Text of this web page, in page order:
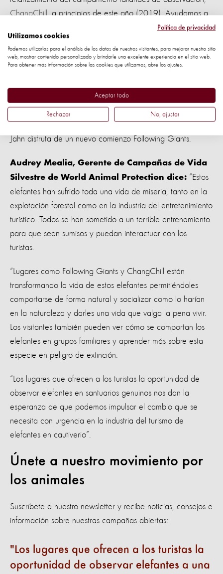
ChangChill , a principios de este año (2019). Ayudamos a
ChangChill a realizar cambios significativos en la forma en
que viven sus elefantes residentes.
La transición de ambos lugares les da a los elefantes la
Jahn disfruta de un nuevo comienzo Following Giants.
Audrey Mealia, Gerente de Campañas de Vida
Silvestre de World Animal Protection dice: “Estos
elefantes han sufrido toda una vida de miseria, tanto en la
explotación forestal como en la industria del entretenimiento
turístico. Todos se han sometido a un terrible entrenamiento
para que sean sumisos y puedan interactuar con los
turistas.
“Lugares como Following Giants y ChangChill están
transformando la vida de estos elefantes permitiéndoles
comportarse de forma natural y socializar como lo harían
en la naturaleza y darles una vida que valga la pena vivir.
Los visitantes también pueden ver cómo se comportan los
elefantes en grupos familiares y aprender más sobre esta
especie en peligro de extinción.
“Los lugares que ofrecen a los turistas la oportunidad de
observar elefantes en santuarios genuinos nos dan la
esperanza de que podemos impulsar el cambio que se
necesita con urgencia en la industria del turismo de
elefantes en cautiverio”.
Únete a nuestro movimiento por
los animales
Suscríbete a nuestro newsletter y recibe noticias, consejos e
información sobre nuestras campañas abiertas:
Los lugares que ofrecen a los turistas la
oportunidad de observar elefantes a una
Política de privacidad
Utilizamos cookies
Podemos utilizarlas para el análisis de los datos de nuestros visitantes, para mejorar nuestro sitio
web, mostrar contenido personalizado y brindarle una excelente experiencia en el sitio web.
Para obtener más información sobre las cookies que utilizamos, abre los ajustes.
Aceptar todo
Rechazar No, ajustar